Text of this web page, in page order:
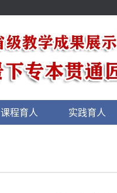
课程育人 实践育人